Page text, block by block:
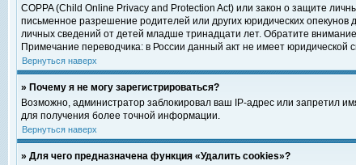
COPPA (Child Online Privacy and Protection Act) или закон о защите
письменное разрешение родителей или других юридических
личных сведений от детей младше тринадцати лет. Обратите
Примечание переводчика: в России данный акт не имеет юридической
Вернуться наверх
» Почему я не могу зарегистрироваться?
Возможно, администратор заблокировал ваш IP-адрес или запретил
для получения более точной информации.
Вернуться наверх
» Для чего предназначена функция «Удалить cookies»?